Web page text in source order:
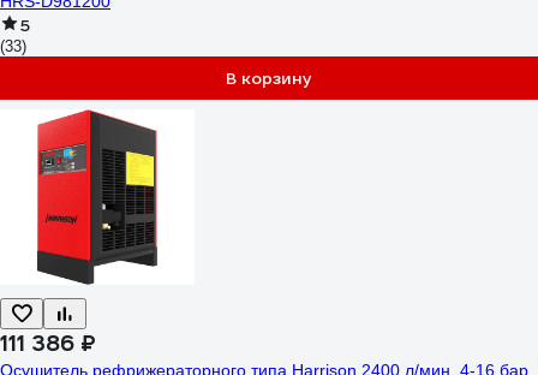
5
(33)
В корзину
111 386 ₽
Осушитель рефрижераторного типа Harrison 2400 л/мин, 4-16 бар